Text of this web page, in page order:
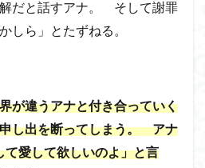
だと話すアナ。 そして謝罪
しら」とたずねる。
が違うアナと付き合っていく
し出を断ってしまう。 アナ
て愛して欲しいのよ」と言